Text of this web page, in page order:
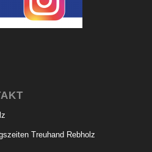
Treuhand Rebholz